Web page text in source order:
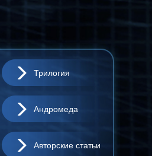
Трилогия
Андромеда
Авторские статьи